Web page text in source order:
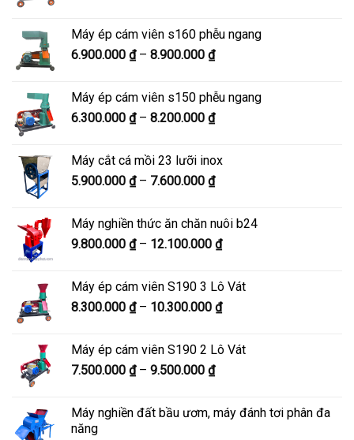
8.500.000 ₫
Máy ép cám viên s160 phễu ngang
6.900.000 ₫ – 8.900.000 ₫Khoảng
từ
6.900.000 ₫
đến
Máy ép cám viên s150 phễu ngang
6.300.000 ₫ – 8.200.000 ₫Khoảng
6.300.000 ₫
đến
Máy cắt cá mồi 23 lưỡi inox
5.900.000 ₫ – 7.600.000 ₫Khoảng
5.900.000 ₫
đến
Máy nghiền thức ăn chăn nuôi b24
9.800.000 ₫ – 12.100.000 ₫Khoảng
9.800.000 ₫
đến
Máy ép cám viên S190 3 Lô Vát
8.300.000 ₫ – 10.300.000 ₫Khoảng
8.300.000 ₫
Máy ép cám viên S190 2 Lô Vát
7.500.000 ₫ – 9.500.000 ₫Khoảng
7.500.000 ₫
Máy nghiền đất bầu ươm, máy đánh tơi phân đa
năng